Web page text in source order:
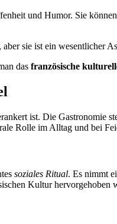
und Humor. Sie
sie ist ein wesentlicher
das französische
ist. Die Gastronomie
Rolle im Alltag und bei
soziales Ritual. Es nimmt
Kultur hervorgehoben